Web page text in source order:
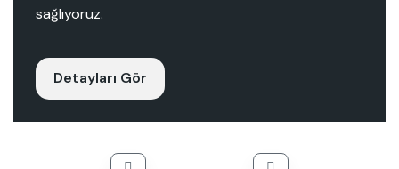
sağlıyoruz.
Detayları Gör